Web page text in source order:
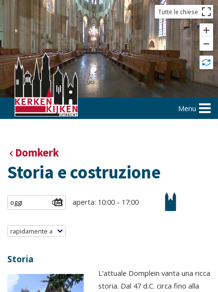
Tutte le chiese
Menu
Domkerk
Storia e costruzione
aperta: 10:00 - 17:00
rapidamente a
Storia
L'attuale Domplein vanta una ricca
storia. Dal 47 d.C. circa fino alla